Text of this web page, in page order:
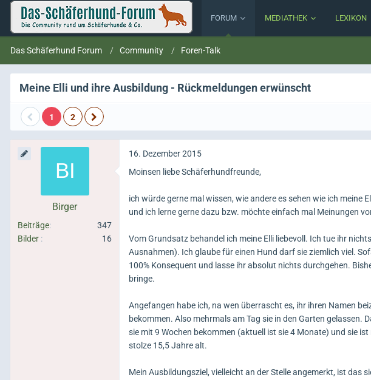
FORUM MEDIATHEK LEXIKON
Das Schäferhund Forum Community Foren-Talk
Meine Elli und ihre Ausbildung - Rückmeldungen erwünscht
1 2
Birger
Beiträge
347
Bilder
16
16. Dezember 2015
Moinsen liebe Schäferhundfreunde,
ich würde gerne mal wissen, wie andere es sehen wie ich meine
und ich lerne gerne dazu bzw. möchte einfach mal Meinungen
Vom Grundsatz behandel ich meine Elli liebevoll. Ich tue ihr
Ausnahmen). Ich glaube für einen Hund darf sie ziemlich viel.
100% Konsequent und lasse ihr absolut nichts durchgehen.
bringe.
Angefangen habe ich, na wen überrascht es, ihr ihren Namen
bekommen. Also mehrmals am Tag sie in den Garten gelassen.
sie mit 9 Wochen bekommen (aktuell ist sie 4 Monate) und sie
stolze 15,5 Jahre alt.
Mein Ausbildungsziel, vielleicht an der Stelle angemerkt, ist das